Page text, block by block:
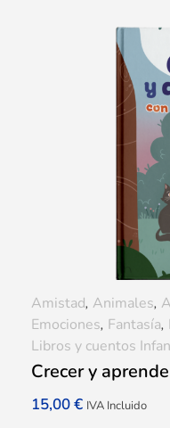
Crecer y
15,00€ IVA Incluido
Amistad, Animales,
Emociones, Fantasía,
Libros y cuentos